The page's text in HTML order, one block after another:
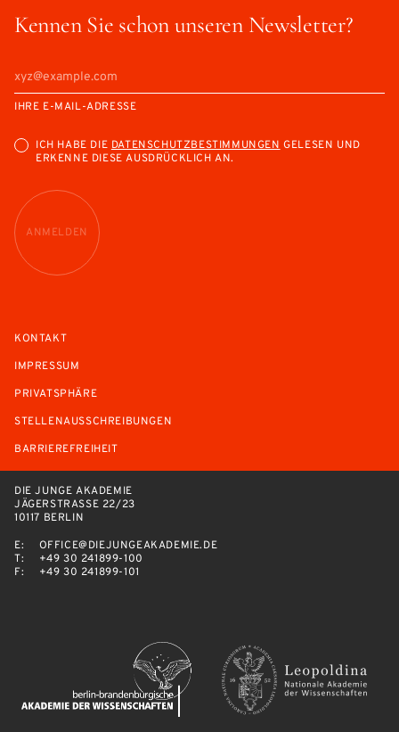
Kennen Sie schon unseren Newsletter?
IHRE E-MAIL-ADRESSE
ICH HABE DIE DATENSCHUTZBESTIMMUNGEN GELESEN UND
ERKENNE DIESE AUSDRÜCKLICH AN.
ANMELDEN
KONTAKT
IMPRESSUM
PRIVATSPHÄRE
STELLENAUSSCHREIBUNGEN
BARRIEREFREIHEIT
DIE JUNGE AKADEMIE
JÄGERSTRASSE 22/23
10117 BERLIN
E:
OFFICE@DIEJUNGEAKADEMIE.DE
T:
+49 30 241899-100
F:
+49 30 241899-101